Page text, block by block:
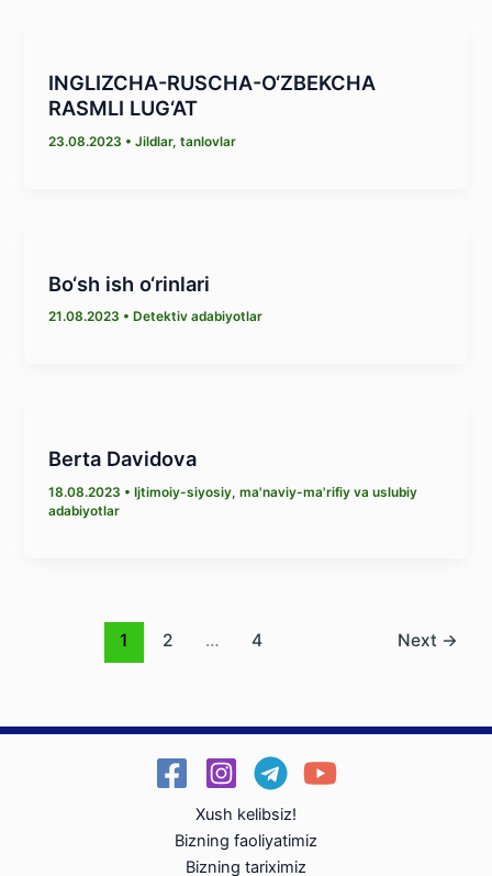
INGLIZCHA-RUSCHA-О‘ZBEKCHA
RASMLI LUG‘AT
23.08.2023 •Jildlar, tanlovlar
Bo‘sh ish o‘rinlari
21.08.2023 • Detektiv adabiyotlar
Berta Davidova
18.08.2023 • Ijtimoiy-siyosiy, ma'naviy-ma'rifiy va uslubiy
adabiyotlar
1 2 … 4 Next →
Xush kelibsiz!
Bizning faoliyatimiz
Bizning tariximiz